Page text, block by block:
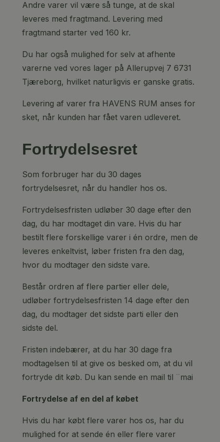
Andre varer vil være så tunge, at de skal
leveres med fragtmand. Levering med
fragtmand starter ved 160 kr.
Du har også mulighed for selv at afhente
varerne ved vores lager på Allerupvej 7 6731
Tjæreborg, hvilket naturligvis er ganske gratis.
Levering af varer fra HAVENS RUM anses for
sket, når kunden har fået varen udleveret.
Fortrydelsesret
Som forbruger har du 30 dages
fortrydelsesret, når du handler hos os.
Fortrydelsesfristen udløber 30 dage efter den
dag, du har modtaget din vare. Hvis du har
bestilt flere forskellige varer i én ordre, men de
leveres enkeltvist, løber fristen fra den dag,
hvor du modtager den sidste vare.
Består ordren af flere partier eller dele,
udløber fortrydelsesfristen 14 dage efter den
dag, du modtager det sidste parti eller den
sidste del.
Fristen indebærer, at du har 30 dage fra
modtagelsen til at give os besked om, at du vil
fortryde dit køb. Du kan sende en mail til ¨mai
Fortrydelse af en del af købet
Hvis du har købt flere varer hos os, har du
mulighed for at sende én eller flere varer